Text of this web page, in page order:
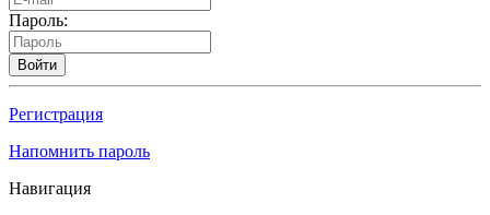
Пароль:
Войти
Регистрация
Напомнить пароль
Навигация